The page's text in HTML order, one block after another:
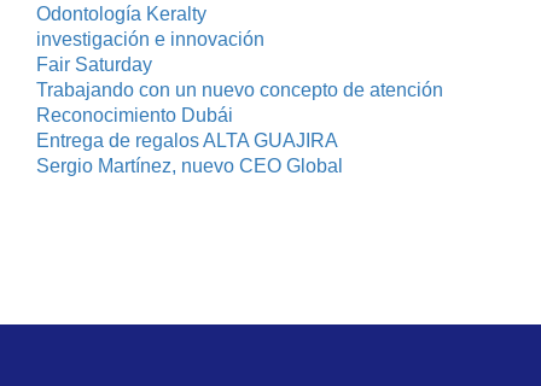
Odontología Keralty
investigación e innovación
Fair Saturday
Trabajando con un nuevo concepto de atención
Reconocimiento Dubái
Entrega de regalos ALTA GUAJIRA
Sergio Martínez, nuevo CEO Global